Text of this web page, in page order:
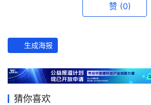
赞 (0)
生成海报
猜你喜欢